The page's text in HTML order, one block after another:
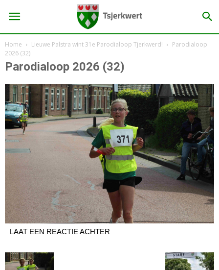
Home Lieuwe Palstra wint 31e Parodialoop Tjerkwerd!
Parodialoop
2026 (32)
Parodialoop 2026 (32)
LAAT EEN REACTIE ACHTER